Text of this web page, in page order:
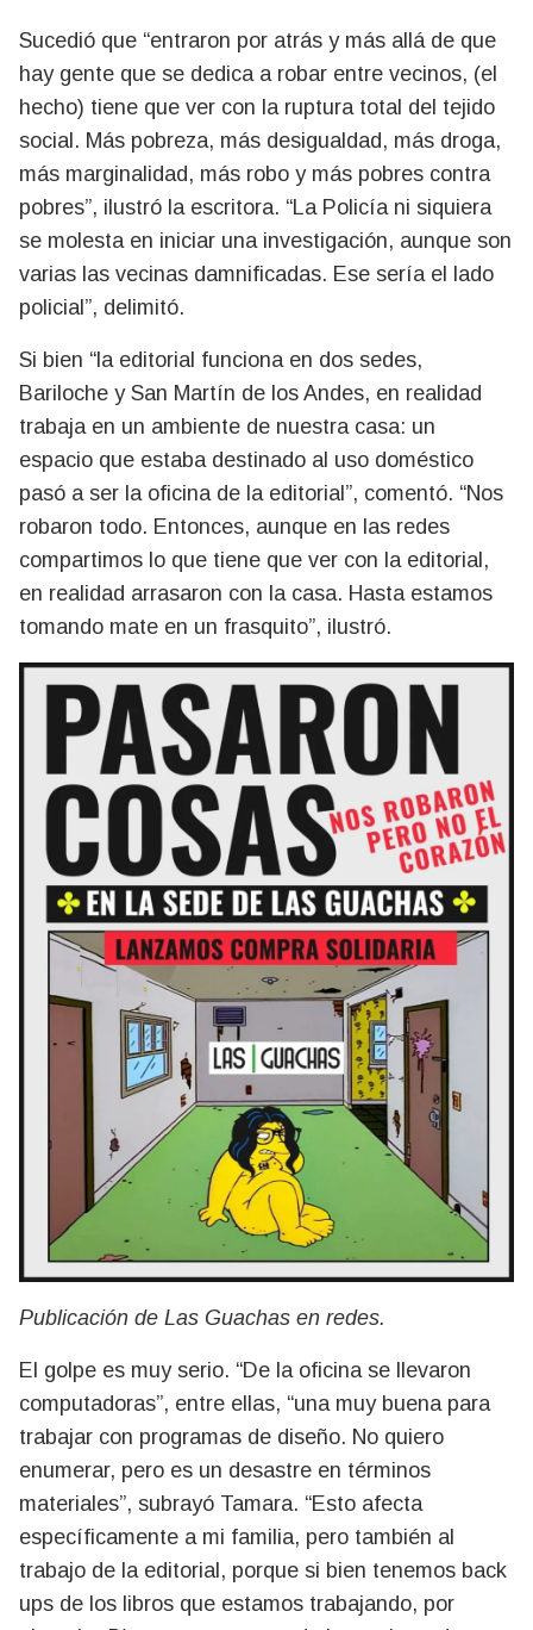
Sucedió que “entraron por atrás y más allá de que
hay gente que se dedica a robar entre vecinos, (el
hecho) tiene que ver con la ruptura total del tejido
social. Más pobreza, más desigualdad, más droga,
más marginalidad, más robo y más pobres contra
pobres”, ilustró la escritora. “La Policía ni siquiera
se molesta en iniciar una investigación, aunque son
varias las vecinas damnificadas. Ese sería el lado
policial”, delimitó.
Si bien “la editorial funciona en dos sedes,
Bariloche y San Martín de los Andes, en realidad
trabaja en un ambiente de nuestra casa: un
espacio que estaba destinado al uso doméstico
pasó a ser la oficina de la editorial”, comentó. “Nos
robaron todo. Entonces, aunque en las redes
compartimos lo que tiene que ver con la editorial,
en realidad arrasaron con la casa. Hasta estamos
tomando mate en un frasquito”, ilustró.
Publicación de Las Guachas en redes.
El golpe es muy serio. “De la oficina se llevaron
computadoras”, entre ellas, “una muy buena para
trabajar con programas de diseño. No quiero
enumerar, pero es un desastre en términos
materiales”, subrayó Tamara. “Esto afecta
específicamente a mi familia, pero también al
trabajo de la editorial, porque si bien tenemos back
ups de los libros que estamos trabajando, por